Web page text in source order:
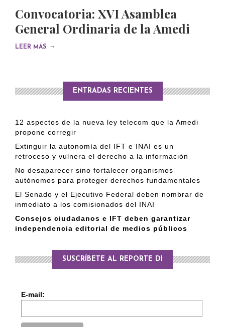
Convocatoria: XVI Asamblea
General Ordinaria de la Amedi
LEER MÁS →
ENTRADAS RECIENTES
12 aspectos de la nueva ley telecom que la Amedi
propone corregir
Extinguir la autonomía del IFT e INAI es un
retroceso y vulnera el derecho a la información
No desaparecer sino fortalecer organismos
autónomos para proteger derechos fundamentales
El Senado y el Ejecutivo Federal deben nombrar de
inmediato a los comisionados del INAI
Consejos ciudadanos e IFT deben garantizar
independencia editorial de medios públicos
SUSCRÍBETE AL REPORTE DI
E-mail: